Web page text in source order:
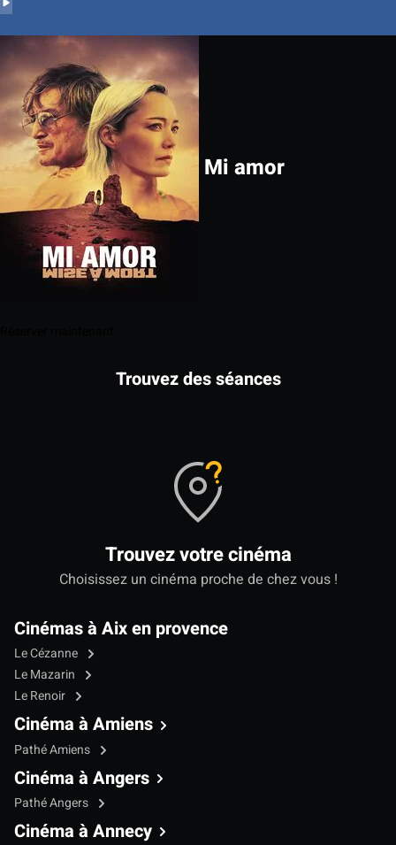
Mi amor
Trouvez des séances
Trouvez votre cinéma
Choisissez un cinéma proche de chez vous !
Cinémas à Aix en provence
Le Cézanne
Le Mazarin
Le Renoir
Cinéma à Amiens
Pathé Amiens
Cinéma à Angers
Pathé Angers
Cinéma à Annecy